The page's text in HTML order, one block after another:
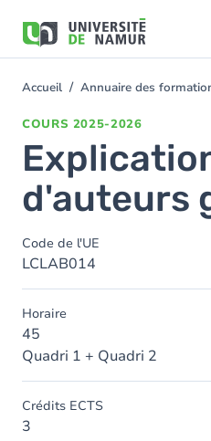
contenu
You
Accueil Annuaire des
COURS 2025-2026
d'auteurs
Code de l'UE
LCLAB014
Horaire
45
Quadri 1 + Quadri 2
Crédits ECTS
3